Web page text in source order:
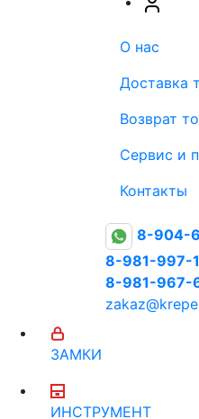
О нас
Доставка
Возврат
Сервис и
Контакты
8-904-
8-981-997-
8-981-967-
ЗАМКИ
ИНСТРУМЕНТ